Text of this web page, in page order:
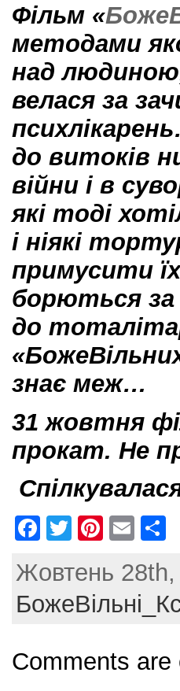
Фільм «
методами
над
велася за
до витоків
війни і в
які тоді
і ніякі
примусити
борються за
до
знає меж…
31 жовтня
прокат. Не
F
c
e
o
o
T
itt
er
Pi
er
e
E
ai
l
e
Жовтень 28th,
Comments are